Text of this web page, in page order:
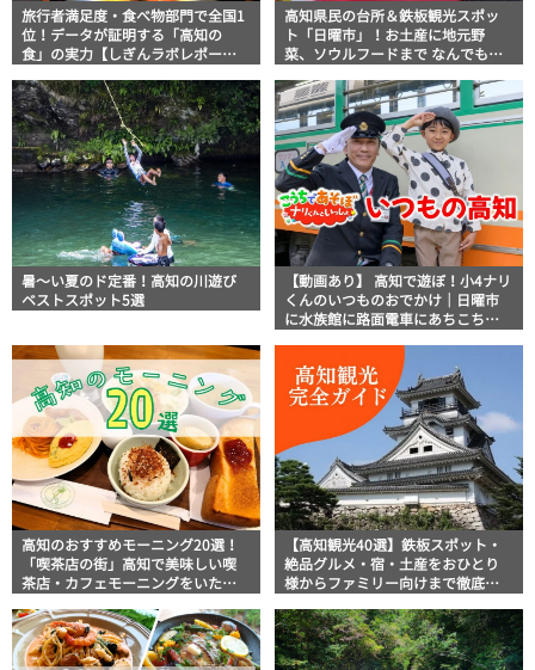
旅行者満足度・食べ物部門で全国1
位！データが証明する「高知の
食」の実力【しぎんラボレポー
高知県民の台所＆鉄板観光スポッ
ト「日曜市」！お土産に地元野
菜、ソウルフードまで なんでもそ
説！
暑～い夏のド定番！高知の川遊び
ベストスポット5選
【動画あり】 高知で遊ぼ！小4ナリ
くんのいつものおでかけ｜日曜市
に水族館に路面電車にあちこち巡
高知のおすすめモーニング20選！
「喫茶店の街」高知で美味しい喫
茶店・カフェモーニングをいただ
【高知観光40選】鉄板スポット・
絶品グルメ・宿・土産をおひとり
様からファミリー向けまで徹底解